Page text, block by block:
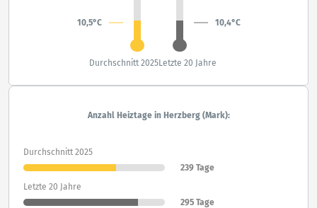
10,5°C 10,4°C
Durchschnitt 2025Letzte 20 Jahre
Anzahl Heiztage in Herzberg (Mark):
Durchschnitt 2025
239 Tage
Letzte 20 Jahre
295 Tage